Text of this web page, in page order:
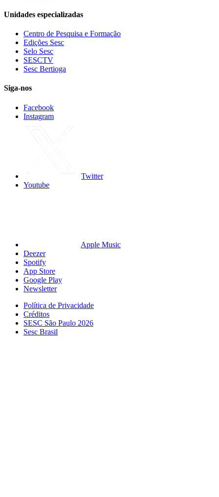
Unidades especializadas
Centro de Pesquisa e Formação
Edições Sesc
Selo Sesc
SESCTV
Sesc Bertioga
Siga-nos
Facebook
Instagram
Twitter
Youtube
Apple Music
Deezer
Spotify
App Store
Google Play
Newsletter
Política de Privacidade
Créditos
SESC São Paulo 2026
Sesc Brasil